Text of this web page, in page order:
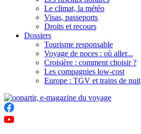
Le climat, la météo
Visas, passeports
Droits et recours
Dossiers
Tourisme responsable
Voyage de noces : où aller...
Croisière : comment choisir ?
Les compagnies low-cost
Europe : TGV et trains de nuit